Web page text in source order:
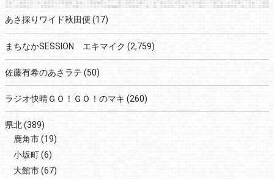
あさ採りワイド秋田便 (17)
まちなかSESSION エキマイク (2,759)
佐藤有希のあさラテ (50)
ラジオ快晴ＧＯ！ＧＯ！のマキ (260)
県北(389)
鹿角市(19)
小坂町(6)
大館市(67)